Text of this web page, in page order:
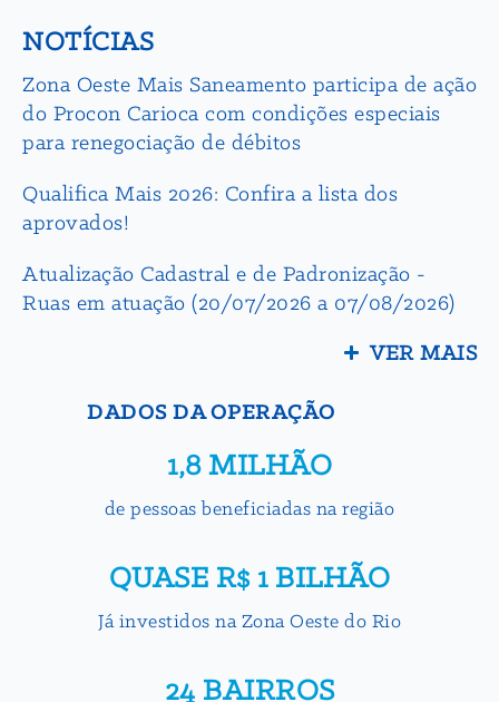
NOTÍCIAS
Zona Oeste Mais Saneamento participa de ação
do Procon Carioca com condições especiais
para renegociação de débitos
Qualifica Mais 2026: Confira a lista dos
aprovados!
Atualização Cadastral e de Padronização -
Ruas em atuação (20/07/2026 a 07/08/2026)
VER MAIS
DADOS DA OPERAÇÃO
1,8 MILHÃO
de pessoas beneficiadas na região
QUASE R$ 1 BILHÃO
Já investidos na Zona Oeste do Rio
24 BAIRROS